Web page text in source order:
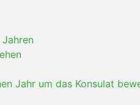
Jahr um das Konsulat